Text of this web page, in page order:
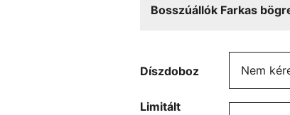
Bosszúállók Farkas
Díszdoboz
Limitált